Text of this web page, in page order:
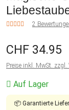
2
CHF 34.95
Preise inkl. MwSt. zzgl.
Auf Lager
📦 Garantierte